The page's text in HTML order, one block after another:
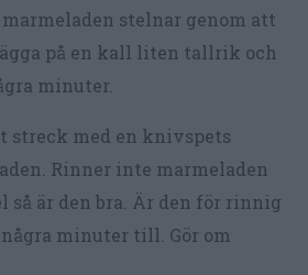
stelnar genom att
på en kall liten tallrik och
minuter.
streck med en knivspets
Rinner inte marmeladen
så är den bra. Är den för rinnig
minuter till. Gör om